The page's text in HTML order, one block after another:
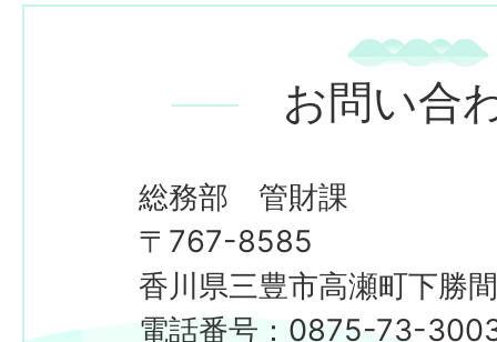
お問い合
総務部 管財課
〒767-8585
香川県三豊市高瀬町下勝
電話番号：0875-73-